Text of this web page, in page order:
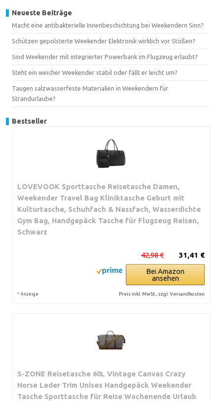
Neueste Beiträge
Macht eine antibakterielle Innenbeschichtung bei Weekendern Sinn?
Schützen gepolsterte Weekender Elektronik wirklich vor Stößen?
Sind Weekender mit integrierter Powerbank im Flugzeug erlaubt?
Steht ein weicher Weekender stabil oder fällt er leicht um?
Taugen salzwasserfeste Materialien in Weekendern für
Strandurlaube?
Bestseller
LOVEVOOK Sporttasche Reisetasche Damen,
Weekender Travel Bag Kliniktasche Geburt mit
Kulturtasche, Schuhfach & Nassfach, Wasserdichte
Gym Bag, Handgepäck Tasche für Flugzeug Reisen,
Schwarz
31,41 €
42,98 €
Bei Amazon
ansehen
* Anzeige Preis inkl. MwSt., zzgl. Versandkosten
S-ZONE Reisetasche 60L Vintage Canvas Crazy
Horse Leder Trim Unisex Handgepäck Weekender
Tasche Sporttasche für Reise Wochenende Urlaub